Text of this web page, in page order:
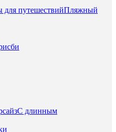
для путешествийПляжный
С длинным